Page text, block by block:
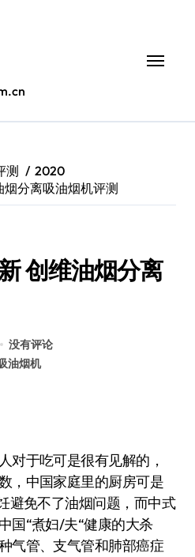
测
2020
分离吸油烟机评测
创维油烟分离
没有评论
油烟机
于吃可是很有见解的，
，中国家庭里的厨房可是
避免不了油烟问题，而中式
国“煮妇/夫“健康的大杀
气管、支气管和肺部癌症